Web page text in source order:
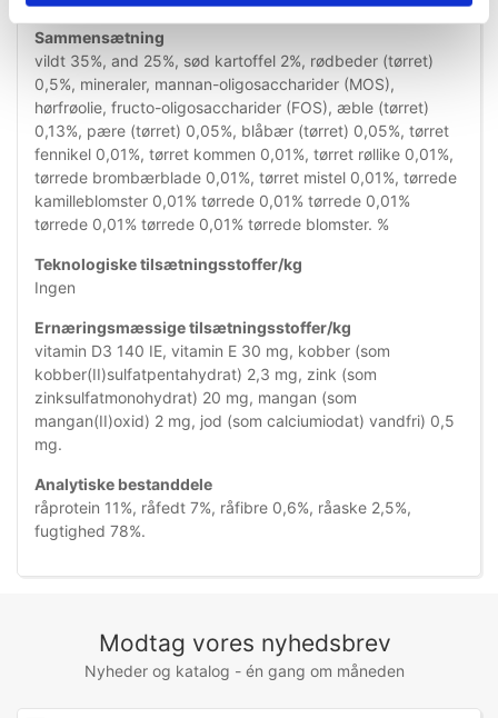
Sammensætning
vildt 35%, and 25%, sød kartoffel 2%, rødbeder (tørret)
0,5%, mineraler, mannan-oligosaccharider (MOS),
hørfrøolie, fructo-oligosaccharider (FOS), æble (tørret)
0,13%, pære (tørret) 0,05%, blåbær (tørret) 0,05%, tørret
fennikel 0,01%, tørret kommen 0,01%, tørret røllike 0,01%,
tørrede brombærblade 0,01%, tørret mistel 0,01%, tørrede
kamilleblomster 0,01% tørrede 0,01% tørrede 0,01%
tørrede 0,01% tørrede 0,01% tørrede blomster. %
Teknologiske tilsætningsstoffer/kg
Ingen
Ernæringsmæssige tilsætningsstoffer/kg
vitamin D3 140 IE, vitamin E 30 mg, kobber (som
kobber(II)sulfatpentahydrat) 2,3 mg, zink (som
zinksulfatmonohydrat) 20 mg, mangan (som
mangan(II)oxid) 2 mg, jod (som calciumiodat) vandfri) 0,5
mg.
Analytiske bestanddele
råprotein 11%, råfedt 7%, råfibre 0,6%, råaske 2,5%,
fugtighed 78%.
Modtag vores nyhedsbrev
Nyheder og katalog - én gang om måneden